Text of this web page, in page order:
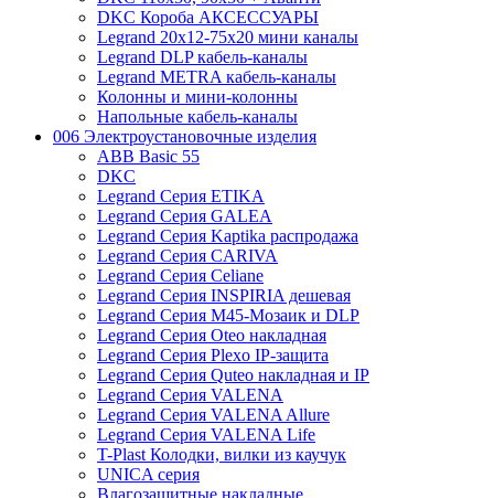
DKC Короба АКСЕССУАРЫ
Legrand 20х12-75х20 мини каналы
Legrand DLP кабель-каналы
Legrand METRA кабель-каналы
Колонны и мини-колонны
Напольные кабель-каналы
006 Электроустановочные изделия
ABB Basic 55
DKC
Legrand Серия ETIKA
Legrand Серия GALEA
Legrand Серия Kaptika распродажа
Legrand Серия CARIVA
Legrand Серия Celiane
Legrand Серия INSPIRIA дешевая
Legrand Серия M45-Мозаик и DLP
Legrand Серия Oteo накладная
Legrand Серия Plexo IP-защита
Legrand Серия Quteo накладная и IP
Legrand Серия VALENA
Legrand Серия VALENA Allure
Legrand Серия VALENA Life
T-Plast Колодки, вилки из каучук
UNICA серия
Влагозащитные накладные